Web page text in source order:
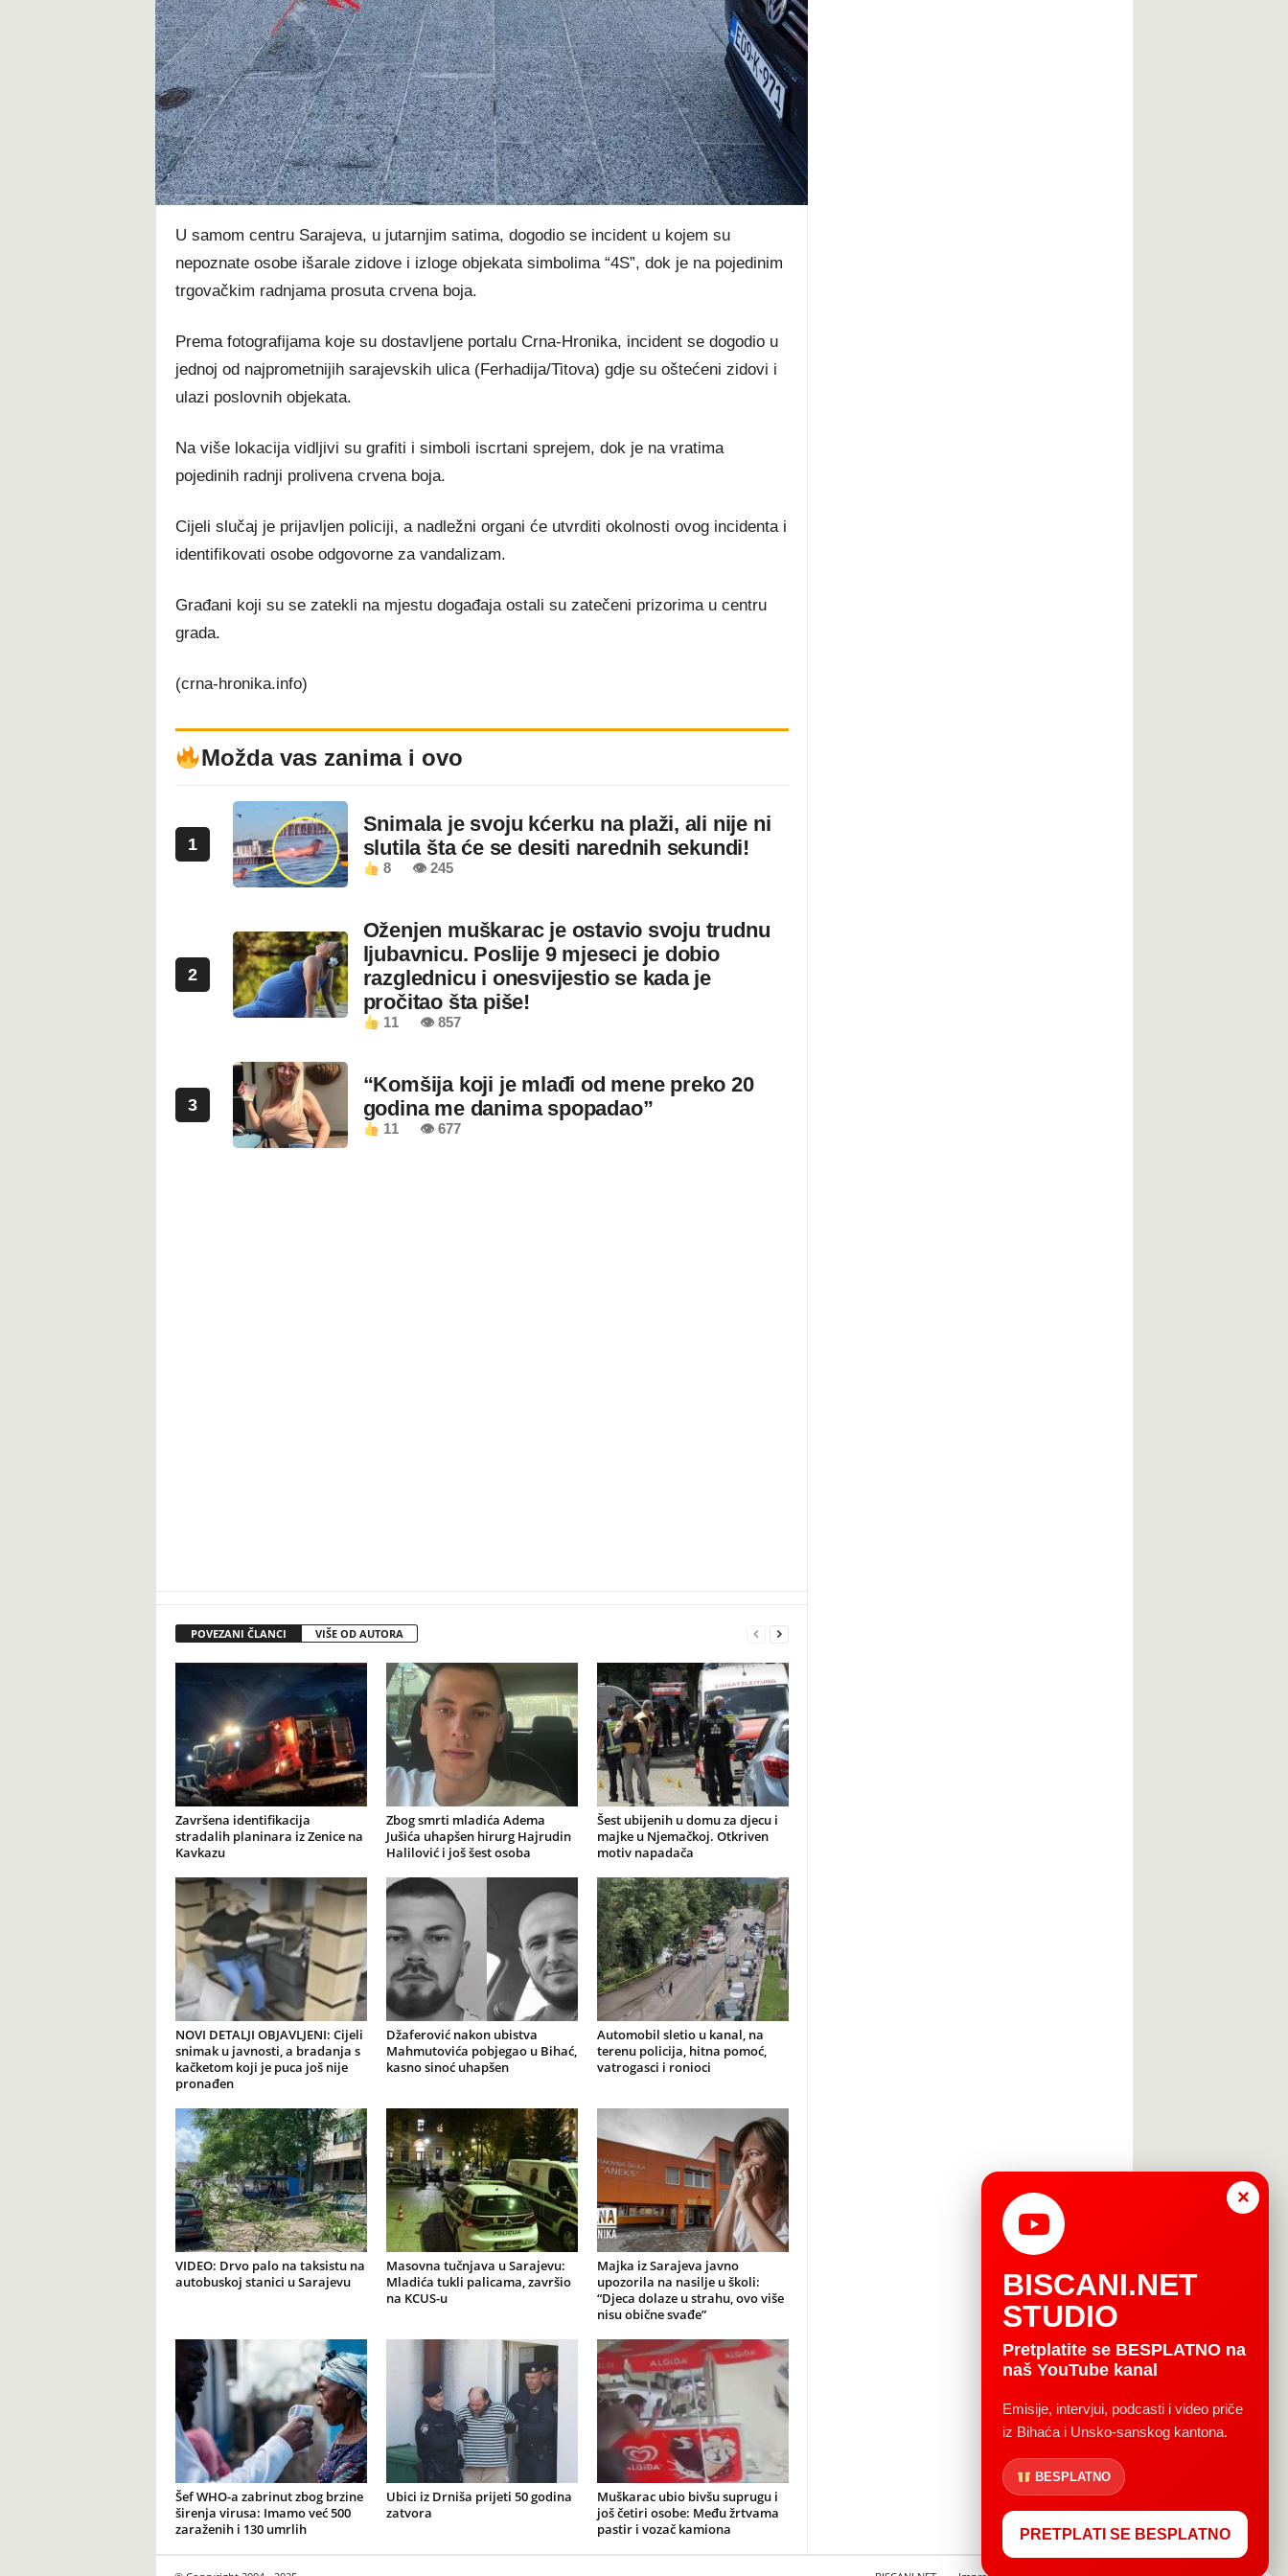
U samom centru Sarajeva, u jutarnjim satima, dogodio se incident u kojem su
nepoznate osobe išarale zidove i izloge objekata simbolima “4S”, dok je na pojedinim
trgovačkim radnjama prosuta crvena boja.
Prema fotografijama koje su dostavljene portalu Crna-Hronika, incident se dogodio u
jednoj od najprometnijih sarajevskih ulica (Ferhadija/Titova) gdje su oštećeni zidovi i
ulazi poslovnih objekata.
Na više lokacija vidljivi su grafiti i simboli iscrtani sprejem, dok je na vratima
pojedinih radnji prolivena crvena boja.
Cijeli slučaj je prijavljen policiji, a nadležni organi će utvrditi okolnosti ovog incidenta i
identifikovati osobe odgovorne za vandalizam.
Građani koji su se zatekli na mjestu događaja ostali su zatečeni prizorima u centru
grada.
(crna-hronika.info)
Možda vas zanima i ovo
1
Snimala je svoju kćerku na plaži, ali nije ni
slutila šta će se desiti narednih sekundi!
8 👁 245
2
Oženjen muškarac je ostavio svoju trudnu
ljubavnicu. Poslije 9 mjeseci je dobio
razglednicu i onesvijestio se kada je
pročitao šta piše!
11 👁 857
3
“Komšija koji je mlađi od mene preko 20
godina me danima spopadao”
11 👁 677
POVEZANI ČLANCI VIŠE OD AUTORA
Završena identifikacija
stradalih planinara iz Zenice na
Kavkazu
Zbog smrti mladića Adema
Jušića uhapšen hirurg Hajrudin
Halilović i još šest osoba
Šest ubijenih u domu za djecu i
majke u Njemačkoj. Otkriven
motiv napadača
NOVI DETALJI OBJAVLJENI: Cijeli
snimak u javnosti, a bradanja s
kačketom koji je puca još nije
pronađen
Džaferović nakon ubistva
Mahmutovića pobjegao u Bihać,
kasno sinoć uhapšen
Automobil sletio u kanal, na
terenu policija, hitna pomoć,
vatrogasci i ronioci
VIDEO: Drvo palo na taksistu na
autobuskoj stanici u Sarajevu
Masovna tučnjava u Sarajevu:
Mladića tukli palicama, završio
na KCUS-u
Majka iz Sarajeva javno
upozorila na nasilje u školi:
“Djeca dolaze u strahu, ovo više
nisu obične svađe”
Šef WHO-a zabrinut zbog brzine
širenja virusa: Imamo već 500
zaraženih i 130 umrlih
Ubici iz Drniša prijeti 50 godina
zatvora
Muškarac ubio bivšu suprugu i
još četiri osobe: Među žrtvama
pastir i vozač kamiona
×
BISCANI.NET
STUDIO
Pretplatite se BESPLATNO na
naš YouTube kanal
Emisije, intervjui, podcasti i video priče
iz Bihaća i Unsko-sanskog kantona.
BESPLATNO
PRETPLATI SE BESPLATNO